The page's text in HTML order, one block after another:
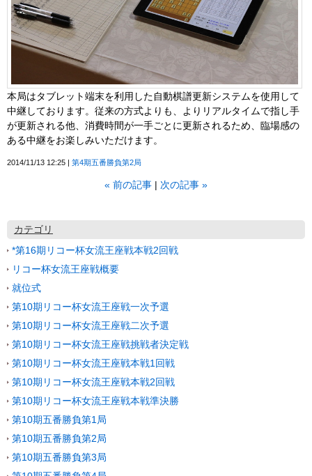
本局はタブレット端末を利用した自動棋譜更新システムを使用して
中継しております。従来の方式よりも、よりリアルタイムで指し手
が更新される他、消費時間が一手ごとに更新されるため、臨場感の
ある中継をお楽しみいただけます。
2014/11/13 12:25 第4期五番勝負第2局
« 前の記事 次の記事 »
カテゴリ
*第16期リコー杯女流王座戦本戦2回戦
リコー杯女流王座戦概要
就位式
第10期リコー杯女流王座戦一次予選
第10期リコー杯女流王座戦二次予選
第10期リコー杯女流王座戦挑戦者決定戦
第10期リコー杯女流王座戦本戦1回戦
第10期リコー杯女流王座戦本戦2回戦
第10期リコー杯女流王座戦本戦準決勝
第10期五番勝負第1局
第10期五番勝負第2局
第10期五番勝負第3局